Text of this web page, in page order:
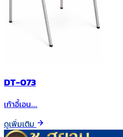
DT-073
เก้าอี้เอน…
ดูเพิ่มเติม